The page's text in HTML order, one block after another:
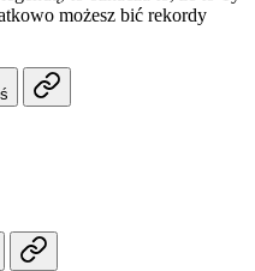
możesz bić rekordy